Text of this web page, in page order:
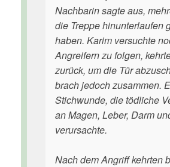
Nachbarin sagte aus,
die Treppe hinunterlaufen
haben. Karim versuchte
Angreifern zu folgen,
zurück, um die Tür
brach jedoch zusammen.
Stichwunde, die tödliche
an Magen, Leber, Darm
verursachte.
Nach dem Angriff kehrten